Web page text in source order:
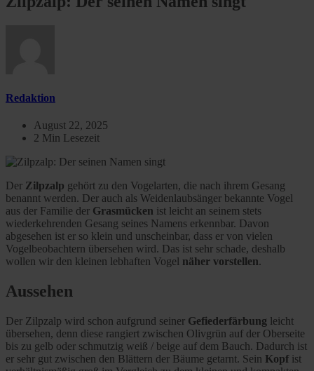
Redaktion
August 22, 2025
2 Min Lesezeit
Der Zilpzalp gehört zu den Vogelarten, die nach ihrem Gesang
benannt werden. Der auch als Weidenlaubsänger bekannte Vogel
aus der Familie der Grasmücken ist leicht an seinem stets
wiederkehrenden Gesang seines Namens erkennbar. Davon
abgesehen ist er so klein und unscheinbar, dass er von vielen
Vogelbeobachtern übersehen wird. Das ist sehr schade, deshalb
wollen wir den kleinen lebhaften Vogel näher vorstellen.
Aussehen
Der Zilpzalp wird schon aufgrund seiner Gefiederfärbung leicht
übersehen, denn diese rangiert zwischen Olivgrün auf der Oberseite
bis zu gelb oder schmutzig weiß / beige auf dem Bauch. Dadurch ist
er sehr gut zwischen den Blättern der Bäume getarnt. Sein Kopf ist